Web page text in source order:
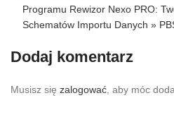
Programu Rewizor Nexo PRO:
Schematów Importu Danych »
Dodaj komentarz
Musisz się zalogować , aby móc